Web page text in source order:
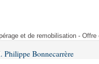
et de remobilisation -
Philippe Bonnecarrère